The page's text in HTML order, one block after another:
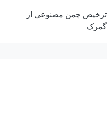
ترخیص چمن مصنوعی از
گمرک